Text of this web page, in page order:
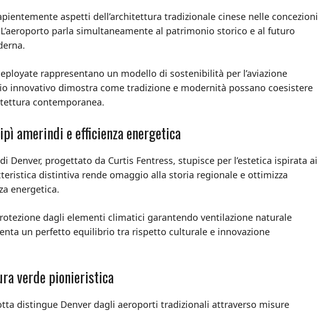
aspetti dell’architettura tradizionale cinese nelle concezioni
parla simultaneamente al patrimonio storico e al futuro
rappresentano un modello di sostenibilità per l’aviazione
innovativo dimostra come tradizione e modernità possano coesistere
contemporanea.
amerindi e efficienza energetica
Denver, progettato da Curtis Fentress, stupisce per l’estetica ispirata ai
distintiva rende omaggio alla storia regionale e ottimizza
energetica.
dagli elementi climatici garantendo ventilazione naturale
un perfetto equilibrio tra rispetto culturale e innovazione
verde pionieristica
distingue Denver dagli aeroporti tradizionali attraverso misure